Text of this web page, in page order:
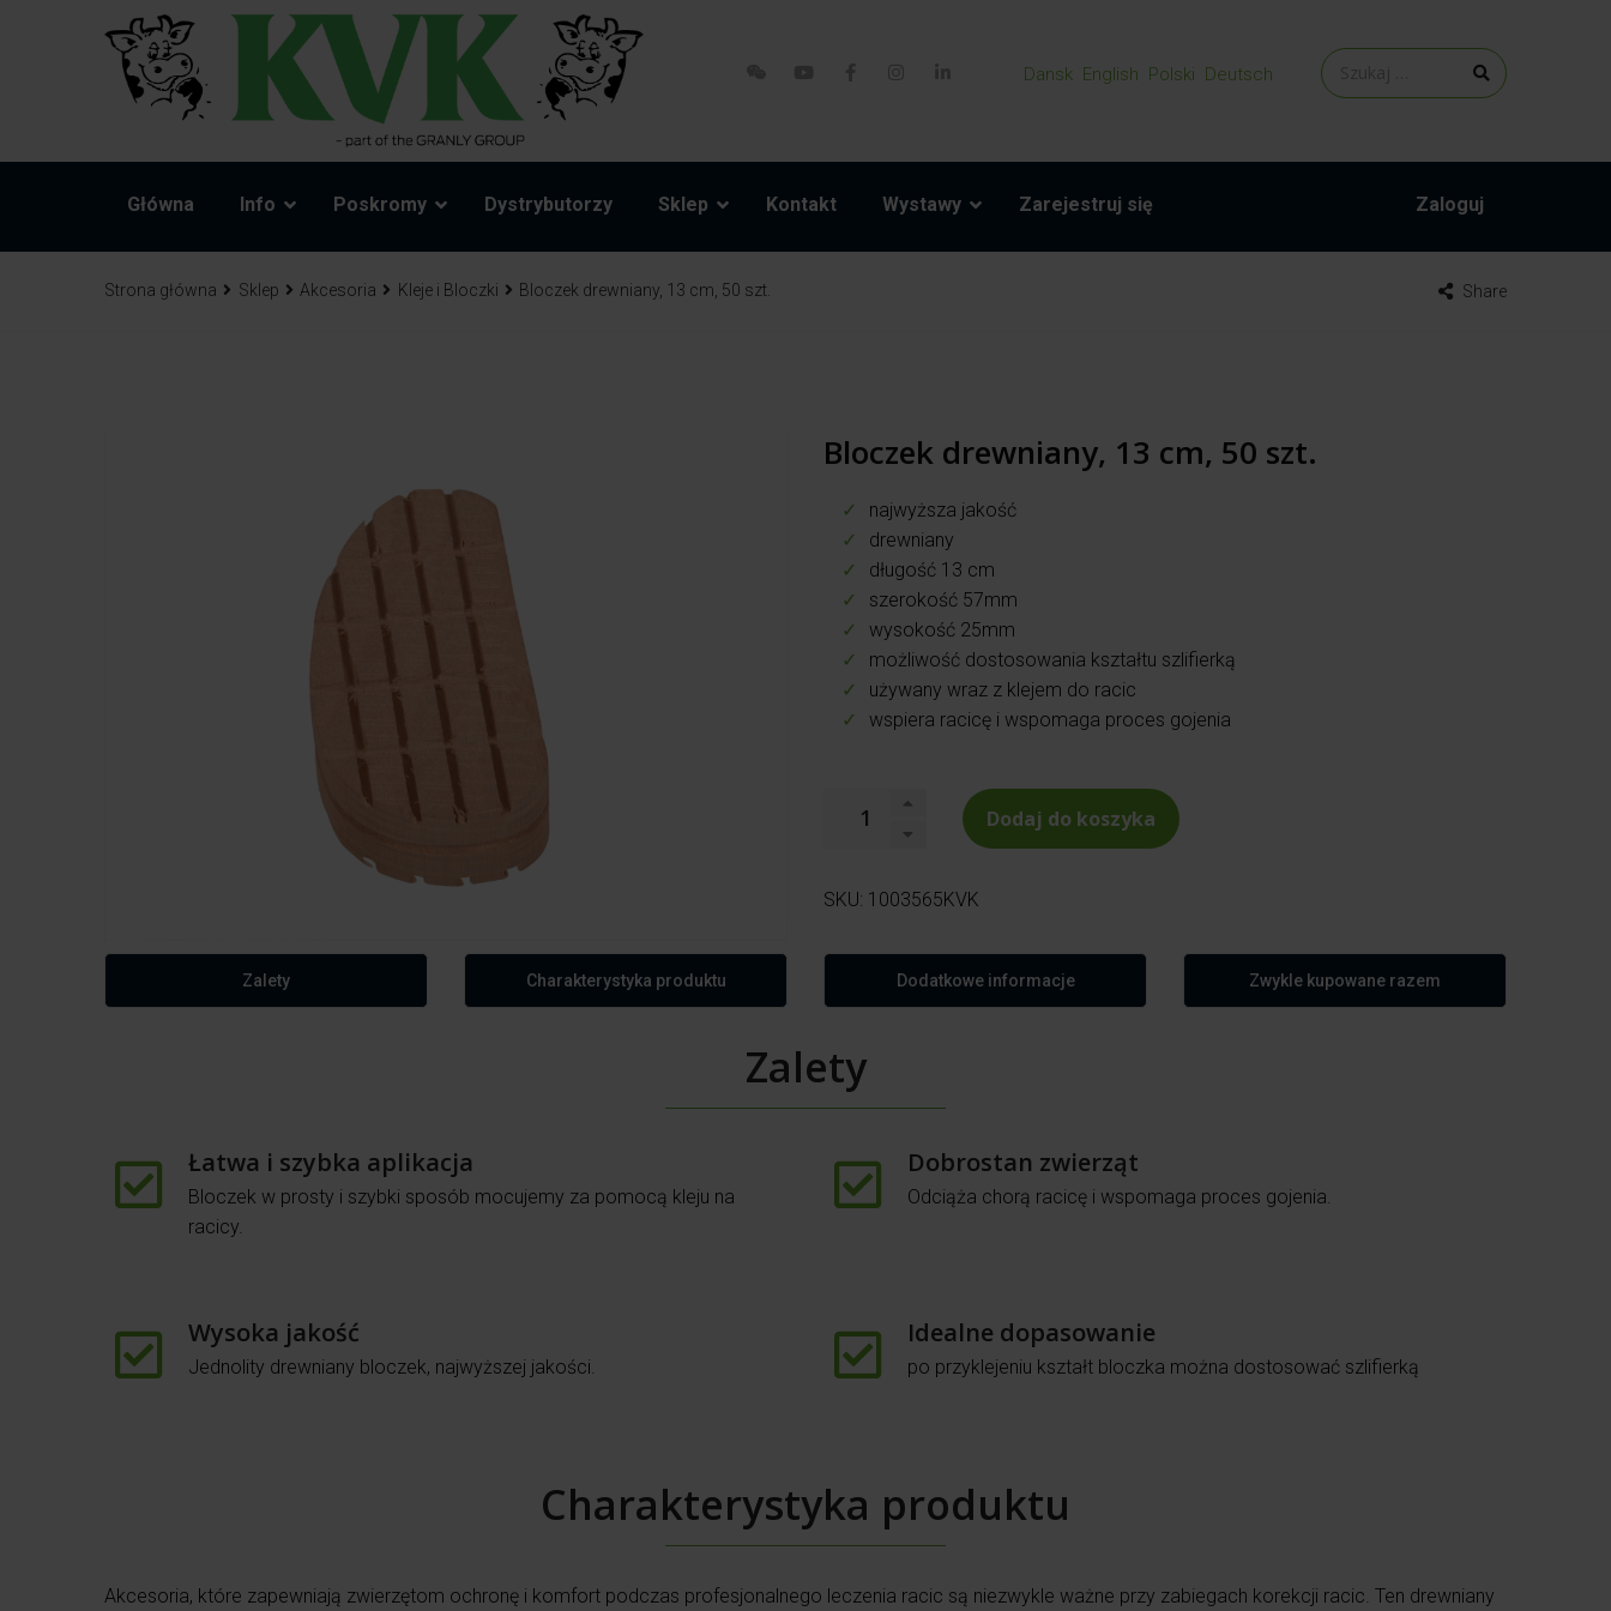
Dansk English Polski Deutsch
Główna Info Poskromy Dystrybutorzy Sklep Kontakt Wystawy Zarejestruj się Zaloguj
Strona główna Sklep Akcesoria Kleje i Bloczki Bloczek drewniany, 13 cm, 50 szt. Share
Bloczek drewniany, 13 cm, 50 szt.
najwyższa jakość
drewniany
długość 13 cm
szerokość 57mm
wysokość 25mm
możliwość dostosowania kształtu szlifierką
używany wraz z klejem do racic
wspiera racicę i wspomaga proces gojenia
Dodaj do koszyka
SKU: 1003565KVK
Zalety Charakterystyka produktu Dodatkowe informacje Zwykle kupowane razem
Zalety
Łatwa i szybka aplikacja
Bloczek w prosty i szybki sposób mocujemy za pomocą kleju na
racicy.
Dobrostan zwierząt
Odciąża chorą racicę i wspomaga proces gojenia.
Wysoka jakość
Jednolity drewniany bloczek, najwyższej jakości.
Idealne dopasowanie
po przyklejeniu kształt bloczka można dostosować szlifierką
Charakterystyka produktu
Akcesoria, które zapewniają zwierzętom ochronę i komfort podczas profesjonalnego leczenia racic są niezwykle ważne przy zabiegach korekcji racic. Ten drewniany